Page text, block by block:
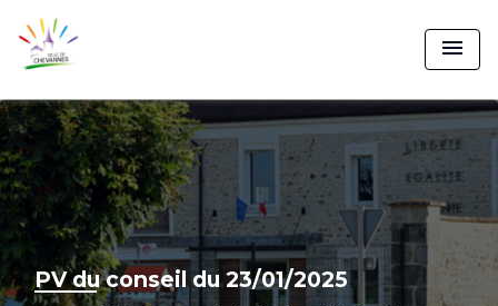
menu
PV du conseil du 23/01/2025